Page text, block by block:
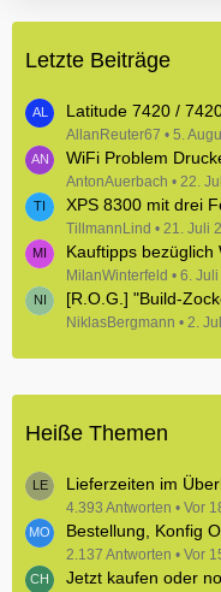
r
g
i
ä
g
e
e
e
i
t
r
ä
g
e
Letzte Beiträge
Latitude 7420 /
AllanReuter67 5.
WiFi Problem
AntonAuerbach 22.
XPS 8300 mit drei
TillmannLind 21. Juli
Kauftipps
MilanWinterfeld 6.
[R.O.G.] "Build-
NiklasBergmann 2.
Heiße Themen
Lieferzeiten im
4.393 Antworten Vor
Bestellung, Konfig
2.137 Antworten Vor
Jetzt kaufen oder